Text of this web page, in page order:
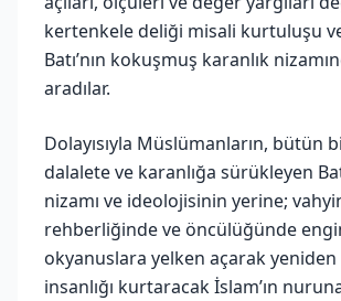
kertenkele deliği misali kurtuluşu
Batı’nın kokuşmuş karanlık
aradılar.
Dolayısıyla Müslümanların, bütün
dalalete ve karanlığa sürükleyen
nizamı ve ideolojisinin yerine;
rehberliğinde ve öncülüğünde
okyanuslara yelken açarak
insanlığı kurtaracak İslam’ın